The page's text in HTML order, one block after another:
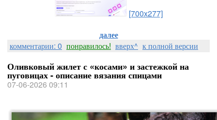
[700x277]
далее
комментарии: 0 понравилось! вверх^ к полной версии
Оливковый жилет с «косами» и застежкой на
пуговицах - описание вязания спицами
07-06-2026 09:11